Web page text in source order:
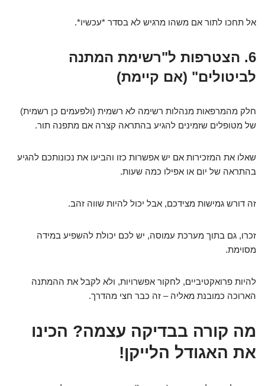
אל תחכו לתור אם משהו מרגיש לא בסדר *עכשיו*.
6. הצטרפות ל"רשימת המתנה
לביטולים" (אם קיימת)
חלק מהמרפאות מנהלות רשימה לא רשמית (ולפעמים כן רשמית)
של מטופלים שזמינים להגיע בהתראה קצרה אם מתפנה תור.
שאלו את המזכירות אם יש אפשרות כזו והביעו את נכונותכם להגיע
בהתראה של יום או אפילו כמה שעות.
זה דורש גמישות מצידכם, אבל יכול להיות שווה זהב.
זכרו, גם בתוך מערכת עמוסה, יש לכם יכולת להשפיע במידה
מסוימת.
להיות פרואקטיביים, לחקור אפשרויות, ולא לקבל את ההמתנה
הארוכה כמובנת מאליה – זה כבר חצי מהדרך.
מה קורה בבדיקה עצמה? הכינו
את האגודל הלייקן!